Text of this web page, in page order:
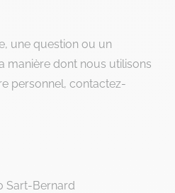
une question ou un
manière dont nous utilisons
personnel, contactez-
Sart-Bernard